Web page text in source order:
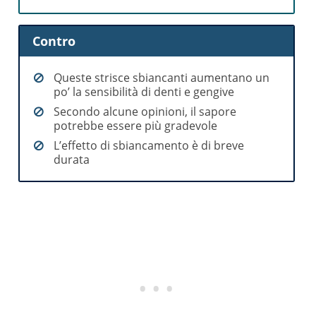
Contro
Queste strisce sbiancanti aumentano un
po’ la sensibilità di denti e gengive
Secondo alcune opinioni, il sapore
potrebbe essere più gradevole
L’effetto di sbiancamento è di breve
durata